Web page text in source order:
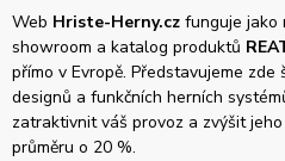
Web Hriste-Herny.cz funguje jako
showroom a katalog produktů
přímo v Evropě. Představujeme
designů a funkčních herních
zatraktivnit váš provoz a zvýšit
průměru o 20 %.